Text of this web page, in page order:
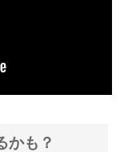
かも？